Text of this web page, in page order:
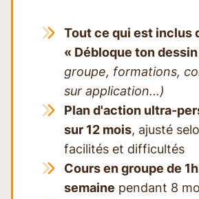
Tout ce qui est inclus
« Débloque ton
groupe, formations,
sur application...)
Plan d'action ultra-
sur 12 mois, ajusté
facilités et difficultés
Cours en groupe de
semaine pendant 8